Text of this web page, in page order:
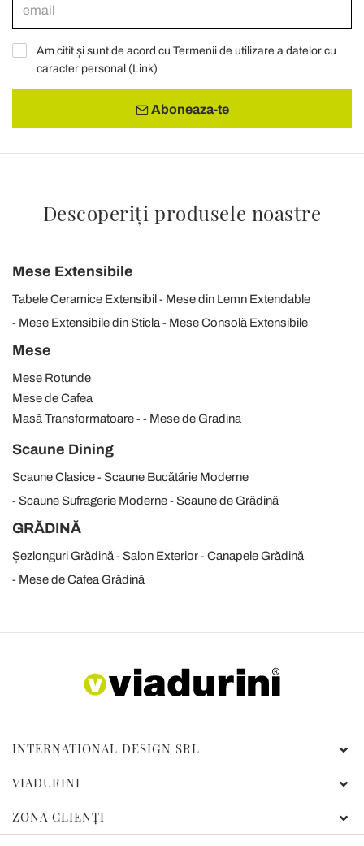
Am citit și sunt de acord cu Termenii de utilizare a datelor cu
caracter personal (Link)
Aboneaza-te
Descoperiți produsele noastre
Mese Extensibile
Tabele Ceramice Extensibil
Mese din Lemn Extendable
Mese Extensibile din Sticla
Mese Consolă Extensibile
Mese
Mese Rotunde
Mese de Cafea
Masă Transformatoare
Mese de Gradina
Scaune Dining
Scaune Clasice
Scaune Bucătărie Moderne
Scaune Sufragerie Moderne
Scaune de Grădină
GRĂDINĂ
Șezlonguri Grădină Salon Exterior
Canapele Grădină
Mese de Cafea Grădină
INTERNATIONAL DESIGN SRL
VIADURINI
ZONA CLIENȚI